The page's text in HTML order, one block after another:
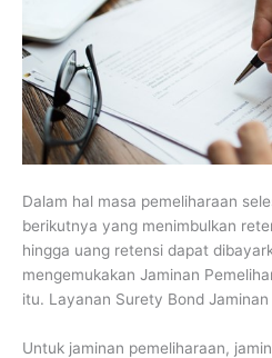
Dalam hal masa pemeliharaan
berikutnya yang menimbulkan
hingga uang retensi dapat
mengemukakan Jaminan
itu. Layanan Surety Bond Jaminan
Untuk jaminan pemeliharaan,